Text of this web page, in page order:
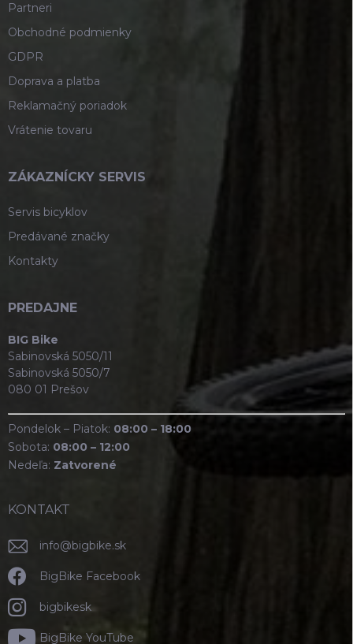
Partneri
Obchodné podmienky
GDPR
Doprava a platba
Reklamačný poriadok
Vrátenie tovaru
ZÁKAZNÍCKY SERVIS
Servis bicyklov
Predávané značky
Kontakty
PREDAJNE
BIG Bike
Sabinovská 5050/11
Sabinovská 5050/7
080 01 Prešov
Pondelok – Piatok: 08:00 – 18:00
Sobota: 08:00 – 12:00
Nedeľa: Zatvorené
KONTAKT
info@bigbike.sk
BigBike Facebook
bigbikesk
BigBike YouTube